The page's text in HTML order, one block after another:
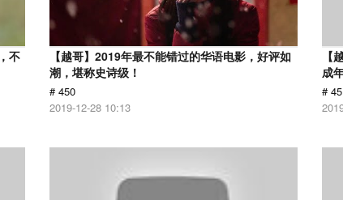
不
【越哥】2019年最不能错过的华语电影，好评如
潮，堪称史诗级！
# 450
2019-12-28 10:13
【
成
#